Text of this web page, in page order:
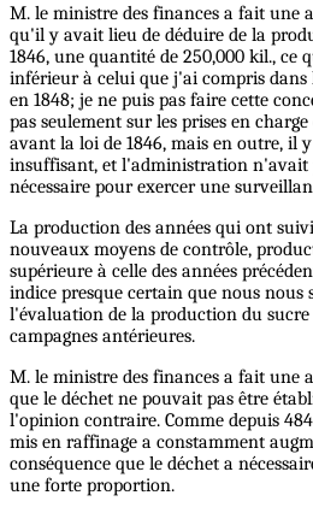
M. le ministre des finances a fait une
qu'il y avait lieu de déduire de la
1846, une quantité de 250,000 kil.,
inférieur à celui que j'ai compris
en 1848; je ne puis pas faire cette
pas seulement sur les prises en
avant la loi de 1846, mais en outre, il
insuffisant, et l'administration n'avait
nécessaire pour exercer une
La production des années qui ont
nouveaux moyens de contrôle,
supérieure à celle des années
indice presque certain que nous nous
l'évaluation de la production du sucre
campagnes antérieures.
M. le ministre des finances a fait une
que le déchet ne pouvait pas être
l'opinion contraire. Comme depuis
mis en raffinage a constamment
conséquence que le déchet a
une forte proportion.